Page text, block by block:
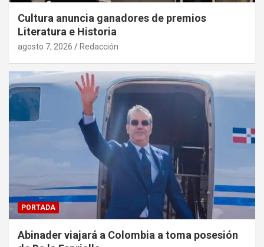
Cultura anuncia ganadores de premios
Literatura e Historia
agosto 7, 2026 Redacción
PORTADA
Abinader viajará a Colombia a toma posesión